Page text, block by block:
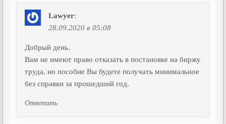
Lawyer:
28.09.2020 в 05:08
Добрый день.
Вам не имеют право отказать в постановке на биржу
труда, но пособие Вы будете получать минимальное
без справки за прошедший год.
Ответить